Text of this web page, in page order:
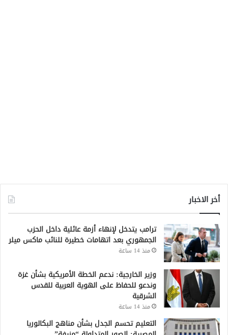
أخر الاخبار
ترامب يتدخل لإنهاء أزمة عائلية داخل الحزب
الجمهوري بعد اتهامات خطيرة للنائب ماكس ميلر
منذ 14 ساعة
وزير الخارجية: ندعم الخطة الأمريكية بشأن غزة
وندعو للحفاظ على الهوية العربية للقدس
الشرقية
منذ 14 ساعة
التعليم تحسم الجدل بشأن مناهج البكالوريا